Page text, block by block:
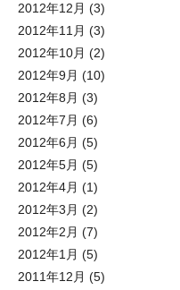
2012年12月 (3)
2012年11月 (3)
2012年10月 (2)
2012年9月 (10)
2012年8月 (3)
2012年7月 (6)
2012年6月 (5)
2012年5月 (5)
2012年4月 (1)
2012年3月 (2)
2012年2月 (7)
2012年1月 (5)
2011年12月 (5)